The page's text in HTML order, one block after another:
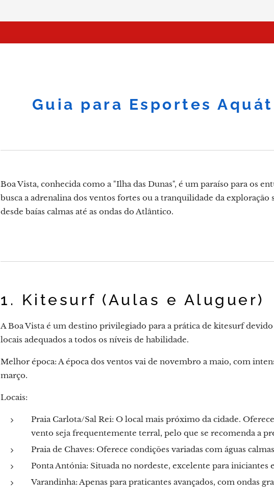
Guia para Esportes
Boa Vista, conhecida como a "Ilha das Dunas", é um paraíso para os
busca a adrenalina dos ventos fortes ou a tranquilidade da exploração
desde baías calmas até as ondas do Atlântico.
1. Kitesurf (Aulas e Aluguer)
A Boa Vista é um destino privilegiado para a prática de kitesurf
locais adequados a todos os níveis de habilidade.
Melhor época: A época dos ventos vai de novembro a maio, com
março.
Locais:
Praia Carlota/Sal Rei: O local mais próximo da cidade.
vento seja frequentemente terral, pelo que se recomenda a
Praia de Chaves: Oferece condições variadas com águas
Ponta Antónia: Situada no nordeste, excelente para
Varandinha: Apenas para praticantes avançados, com ondas